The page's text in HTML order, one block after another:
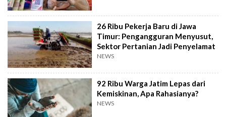
26 Ribu Pekerja Baru di Jawa
Timur: Pengangguran Menyusut,
Sektor Pertanian Jadi Penyelamat
NEWS
92 Ribu Warga Jatim Lepas dari
Kemiskinan, Apa Rahasianya?
NEWS